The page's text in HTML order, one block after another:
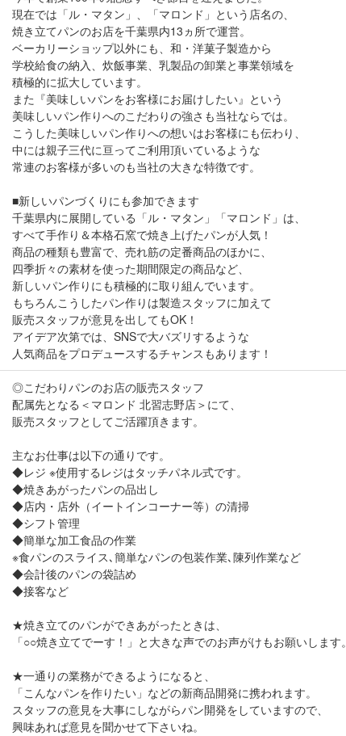
現在では「ル・マタン」、「マロンド」という店名の、
焼き立てパンのお店を千葉県内13ヵ所で運営。
ベーカリーショップ以外にも、和・洋菓子製造から
学校給食の納入、炊飯事業、乳製品の卸業と事業領域を
積極的に拡大しています。
また『美味しいパンをお客様にお届けしたい』という
美味しいパン作りへのこだわりの強さも当社ならでは。
こうした美味しいパン作りへの想いはお客様にも伝わり、
中には親子三代に亘ってご利用頂いているような
常連のお客様が多いのも当社の大きな特徴です。
■新しいパンづくりにも参加できます
千葉県内に展開している「ル・マタン」「マロンド」は、
すべて手作り＆本格石窯で焼き上げたパンが人気！
商品の種類も豊富で、売れ筋の定番商品のほかに、
四季折々の素材を使った期間限定の商品など、
新しいパン作りにも積極的に取り組んでいます。
もちろんこうしたパン作りは製造スタッフに加えて
販売スタッフが意見を出してもOK！
アイデア次第では、SNSで大バズリするような
人気商品をプロデュースするチャンスもあります！
◎こだわりパンのお店の販売スタッフ
配属先となる＜マロンド 北習志野店＞にて、
販売スタッフとしてご活躍頂きます。
主なお仕事は以下の通りです。
◆レジ ※使用するレジはタッチパネル式です。
◆焼きあがったパンの品出し
◆店内・店外（イートインコーナー等）の清掃
◆シフト管理
◆簡単な加工食品の作業
※食パンのスライス､簡単なパンの包装作業､陳列作業など
◆会計後のパンの袋詰め
◆接客など
★焼き立てのパンができあがったときは、
「○○焼き立てでーす！」と大きな声でのお声がけもお願いします。
★一通りの業務ができるようになると、
「こんなパンを作りたい」などの新商品開発に携われます。
スタッフの意見を大事にしながらパン開発をしていますので、
興味あれば意見を聞かせて下さいね。